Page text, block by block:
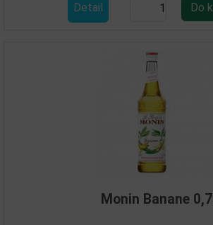
Detail
Monin Banane 0,7l